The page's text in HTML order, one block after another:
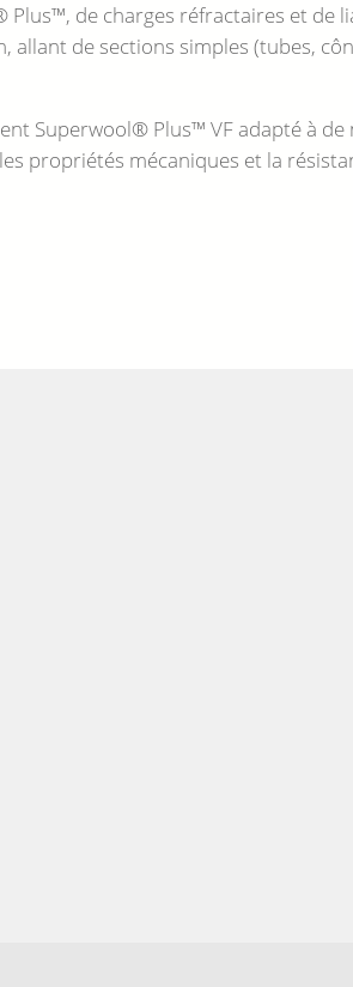
de charges réfractaires et de
de sections simples (tubes,
Superwool® Plus™ VF adapté à
propriétés mécaniques et la